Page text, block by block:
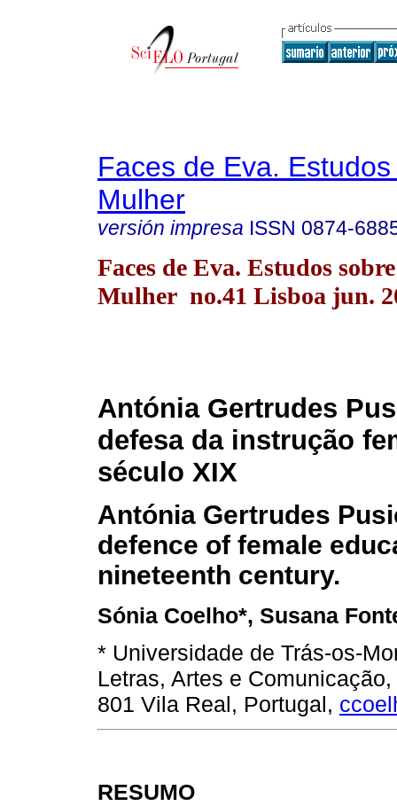
Faces de Eva.
Mulher
versión impresa ISSN 0874-
Faces de Eva. Estudos
Mulher no.41 Lisboa jun.
Antónia Gertrudes
defesa da instrução
século XIX
Antónia Gertrudes
defence of female
nineteenth century.
Sónia Coelho*, Susana
* Universidade de Trás-os-
Letras, Artes e
801 Vila Real, Portugal,
RESUMO